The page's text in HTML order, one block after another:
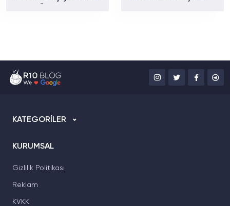
KATEGORİLER
KURUMSAL
Gizlilik Politikası
Reklam
KVKK